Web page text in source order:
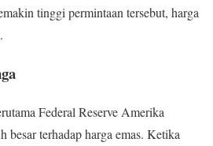
tinggi permintaan tersebut, harga
Federal Reserve Amerika
besar terhadap harga emas. Ketika